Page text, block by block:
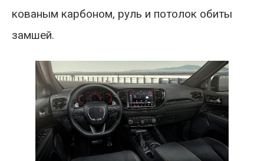
кованым карбоном, руль и потолок обиты
замшей.